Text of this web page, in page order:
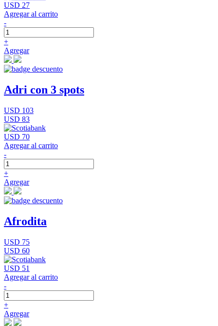
USD 27
Agregar al carrito
-
+
Agregar
Adri con 3 spots
USD 103
USD 83
USD 70
Agregar al carrito
-
+
Agregar
Afrodita
USD 75
USD 60
USD 51
Agregar al carrito
-
+
Agregar